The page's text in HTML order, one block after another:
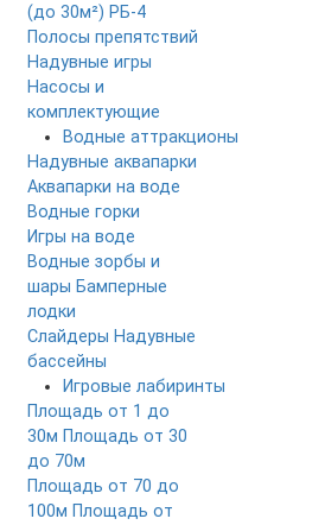
(до 30м²) РБ-4
Полосы препятствий
Надувные игры
Насосы и
комплектующие
Водные аттракционы
Надувные аквапарки
Аквапарки на воде
Водные горки
Игры на воде
Водные зорбы и
шары Бамперные
лодки
Слайдеры Надувные
бассейны
Игровые лабиринты
Площадь от 1 до
30м Площадь от 30
до 70м
Площадь от 70 до
100м Площадь от